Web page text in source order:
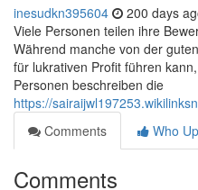
inesudkn395604 200 days
Viele Personen teilen ihre
Während manche von der
für lukrativen Profit führen
Personen beschreiben die
https://
Comments
Who
Comments